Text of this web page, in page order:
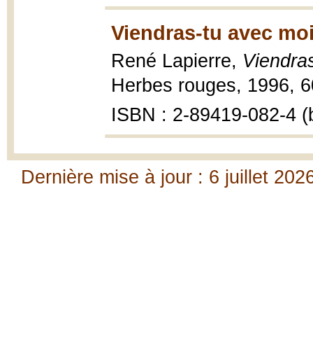
Viendras-tu avec
René Lapierre,
Herbes rouges, 1996,
ISBN : 2-89419-082-4
Dernière mise à jour : 6 juillet